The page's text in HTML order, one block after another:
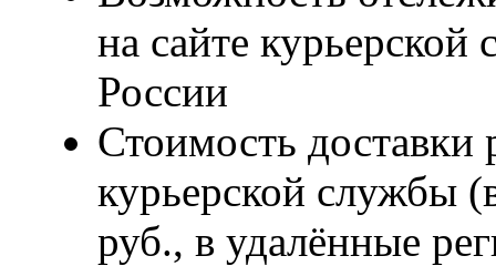
на сайте
России
Стоимость доставки
курьерской службы
руб., в удалённые